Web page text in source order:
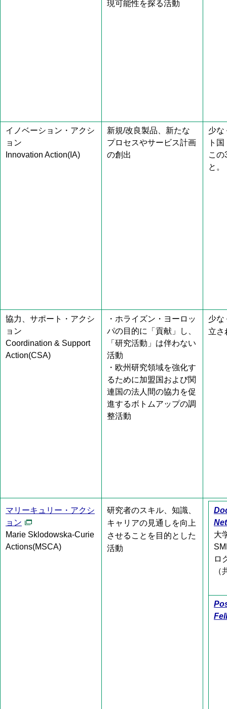
現可能性を探る活動
イノベーション・アクシ
ョン
Innovation Action(IA)
新規/改良製品、新たな
プロセスやサービス計画
の創出
少な
ト
こ
と。
協力、サポート・アクシ
ョン
Coordination & Support
Action(CSA)
・ホライズン・ヨーロッ
パの目的に「貢献」し、
「研究活動」は伴わない
活動
・欧州研究領域を強化す
るために加盟国および関
連国の法人間の協力を促
進するボトムアップの調
整活動
少な
立さ
マリーキュリー・アクシ
ョン
Marie Sklodowska-Curie
Actions(MSCA)
研究者のスキル、知識、
キャリアの見通しを向上
させることを目的とした
活動
大
ロ